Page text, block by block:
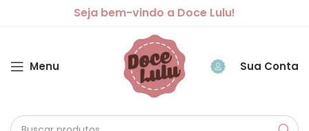
Seja bem-vindo a Doce Lulu!
Menu Sua Conta